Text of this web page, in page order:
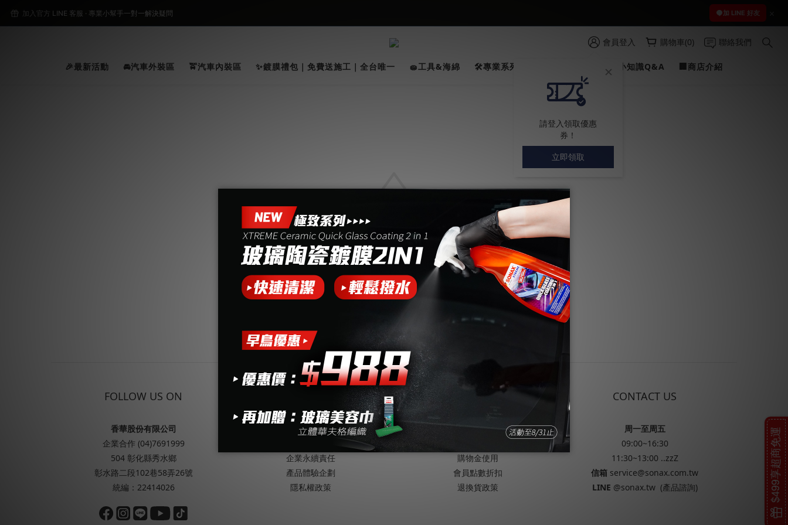
2026車友推薦新車鍍膜１００% 成功的秘訣，全靠這組😎　 ( 查看鍍膜攻略✔ ) 會員登入
請登入領取優惠
券！
立即領取
購物車(0) 聯絡我們
🎉最新活動 🚘汽車外裝區 🚖汽車內裝區 ✨鍍膜禮包｜免費送施工｜全台唯一 🧽工具&海綿 🛠️專業系列｜PROFILINE ✍愛車小知識Q&A 🏢商店介紹
FOLLOW US ON
香華股份有限公司
企業合作 (04)7691999
504 彰化縣秀水鄉
彰水路二段102巷58弄26號
統編：22414026
關於SONAX
企業永續責任
產品體驗企劃
隱私權政策
CUSTOMER SERVICES
成為VIP
購物金使用
會員點數折扣
退換貨政策
CONTACT US
周一至周五
09:00~16:30
11:30~13:00 ..zzZ
信箱 service@sonax.com.tw
LINE @sonax.tw(產品諮詢)
加入官方 LINE 客服 · 專業小幫手一對一解決疑問 加 LINE 好友
$499享超商免運